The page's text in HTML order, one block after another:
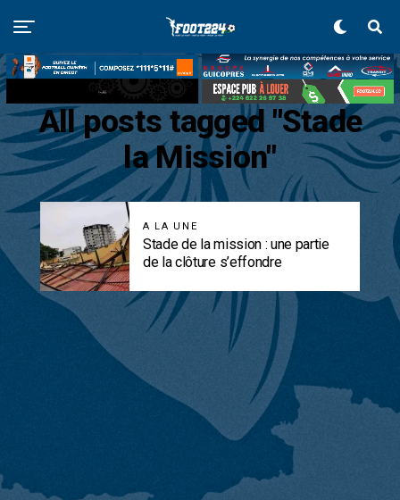
All posts tagged "Stade
la Mission"
A LA UNE
Stade de la mission : une partie
de la clôture s’effondre